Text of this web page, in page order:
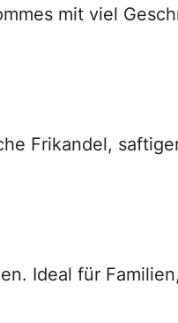
mit viel
Frikandel,
Ideal für